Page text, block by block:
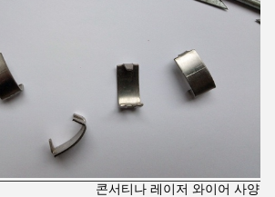
콘서티나 레이저 와이어 사양